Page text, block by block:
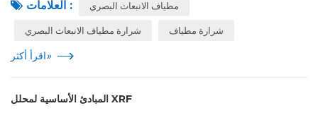
العلامات : مطياف الانبعاث البصري
شرارة مطياف الانبعاث البصري شرارة مطياف
اقرأ أكثر»
المبادئ الأساسية لمحلل XRF